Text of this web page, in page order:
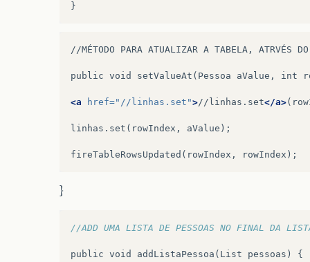
}
//MÉTODO PARA ATUALIZAR A TABELA, ATRVÉS DO
public void setValueAt(Pessoa aValue, int
<a href="//linhas.set">//linhas.set</a>
linhas.set(rowIndex, aValue);
fireTableRowsUpdated(rowIndex,
}
//ADD UMA LISTA DE PESSOAS NO FINAL DA
public void addListaPessoa ( List pessoas ) {